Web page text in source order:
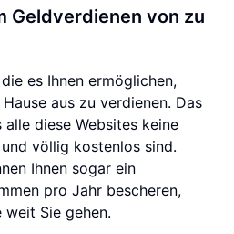
Geldverdienen von zu
es Ihnen ermöglichen,
aus zu verdienen. Das
alle diese Websites keine
völlig kostenlos sind.
Ihnen sogar ein
pro Jahr bescheren,
Sie gehen.